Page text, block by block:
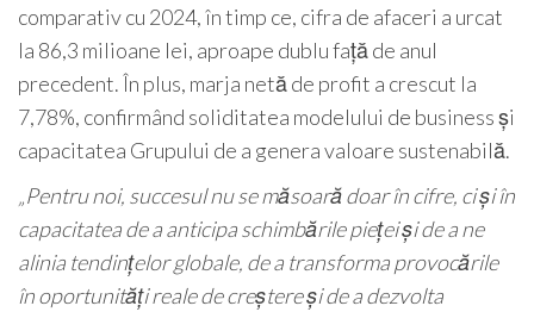
comparativ cu 2024, în timp ce, cifra de afaceri a urcat
la 86,3 milioane lei, aproape dublu față de anul
precedent. În plus, marja netă de profit a crescut la
7,78%, confirmând soliditatea modelului de business și
capacitatea Grupului de a genera valoare sustenabilă.
„Pentru noi, succesul nu se măsoară doar în cifre, ci și în
capacitatea de a anticipa schimbările pieței și de a ne
alinia tendințelor globale, de a transforma provocările
în oportunități reale de creștere și de a dezvolta